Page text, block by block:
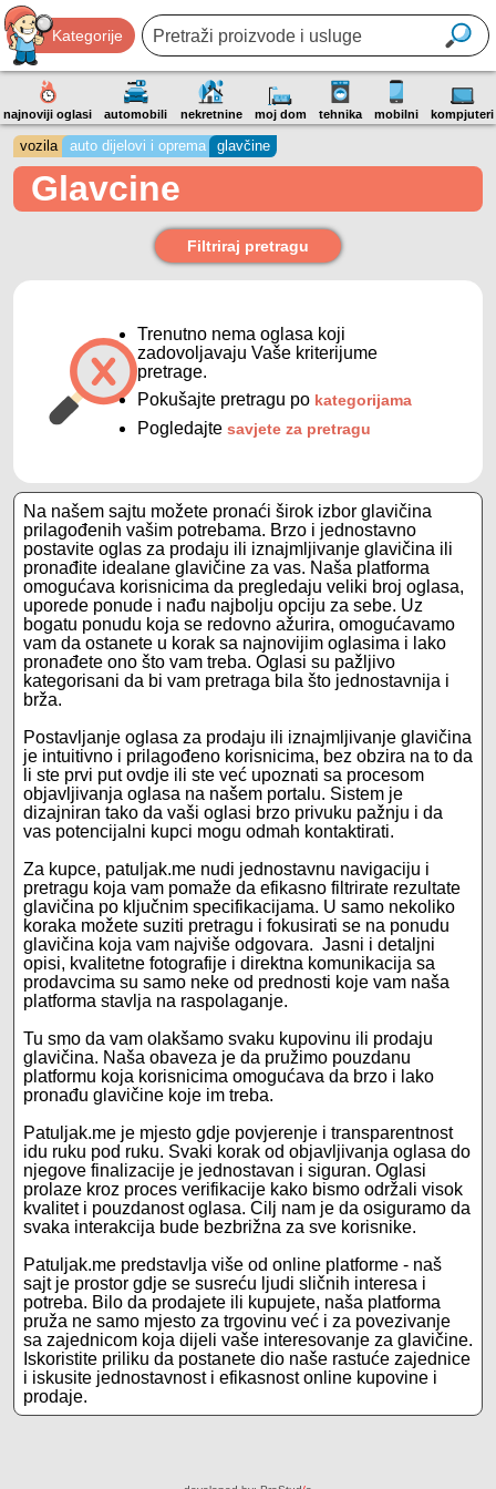
Kategorije
najnoviji oglasi automobili nekretnine moj dom tehnika mobilni kompjuteri
vozila auto dijelovi i oprema glavčine
Glavcine
Filtriraj pretragu
Trenutno nema oglasa koji
zadovoljavaju Vaše kriterijume
pretrage.
Pokušajte pretragu po kategorijama
Pogledajte savjete za pretragu
Na našem sajtu možete pronaći širok izbor glavičina
prilagođenih vašim potrebama. Brzo i jednostavno
postavite oglas za prodaju ili iznajmljivanje glavičina ili
pronađite idealane glavičine za vas. Naša platforma
omogućava korisnicima da pregledaju veliki broj oglasa,
uporede ponude i nađu najbolju opciju za sebe. Uz
bogatu ponudu koja se redovno ažurira, omogućavamo
vam da ostanete u korak sa najnovijim oglasima i lako
pronađete ono što vam treba. Oglasi su pažljivo
kategorisani da bi vam pretraga bila što jednostavnija i
brža.
Postavljanje oglasa za prodaju ili iznajmljivanje glavičina
je intuitivno i prilagođeno korisnicima, bez obzira na to da
li ste prvi put ovdje ili ste već upoznati sa procesom
objavljivanja oglasa na našem portalu. Sistem je
dizajniran tako da vaši oglasi brzo privuku pažnju i da
vas potencijalni kupci mogu odmah kontaktirati.
Za kupce, patuljak.me nudi jednostavnu navigaciju i
pretragu koja vam pomaže da efikasno filtrirate rezultate
glavičina po ključnim specifikacijama. U samo nekoliko
koraka možete suziti pretragu i fokusirati se na ponudu
glavičina koja vam najviše odgovara. Jasni i detaljni
opisi, kvalitetne fotografije i direktna komunikacija sa
prodavcima su samo neke od prednosti koje vam naša
platforma stavlja na raspolaganje.
Tu smo da vam olakšamo svaku kupovinu ili prodaju
glavičina. Naša obaveza je da pružimo pouzdanu
platformu koja korisnicima omogućava da brzo i lako
pronađu glavičine koje im treba.
Patuljak.me je mjesto gdje povjerenje i transparentnost
idu ruku pod ruku. Svaki korak od objavljivanja oglasa do
njegove finalizacije je jednostavan i siguran. Oglasi
prolaze kroz proces verifikacije kako bismo održali visok
kvalitet i pouzdanost oglasa. Cilj nam je da osiguramo da
svaka interakcija bude bezbrižna za sve korisnike.
Patuljak.me predstavlja više od online platforme - naš
sajt je prostor gdje se susreću ljudi sličnih interesa i
potreba. Bilo da prodajete ili kupujete, naša platforma
pruža ne samo mjesto za trgovinu već i za povezivanje
sa zajednicom koja dijeli vaše interesovanje za glavičine.
Iskoristite priliku da postanete dio naše rastuće zajednice
i iskusite jednostavnost i efikasnost online kupovine i
prodaje.